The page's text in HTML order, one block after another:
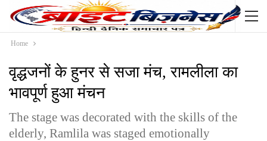
Home
वृद्धजनों के हुनर से सजा मंच, रामलीला का
भावपूर्ण हुआ मंचन
The stage was decorated with the skills of the
elderly, Ramlila was staged emotionally